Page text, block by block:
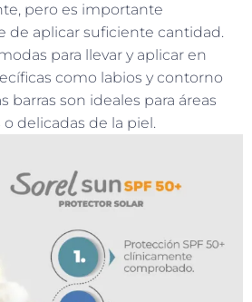
pero es importante
de aplicar suficiente cantidad.
para llevar y aplicar en
como labios y contorno
barras son ideales para áreas
delicadas de la piel.